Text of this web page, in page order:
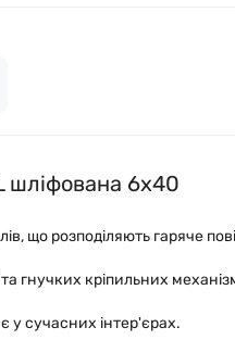
шліфована 6x40
що розподіляють гаряче
гнучких кріпильних
у сучасних інтер'єрах.